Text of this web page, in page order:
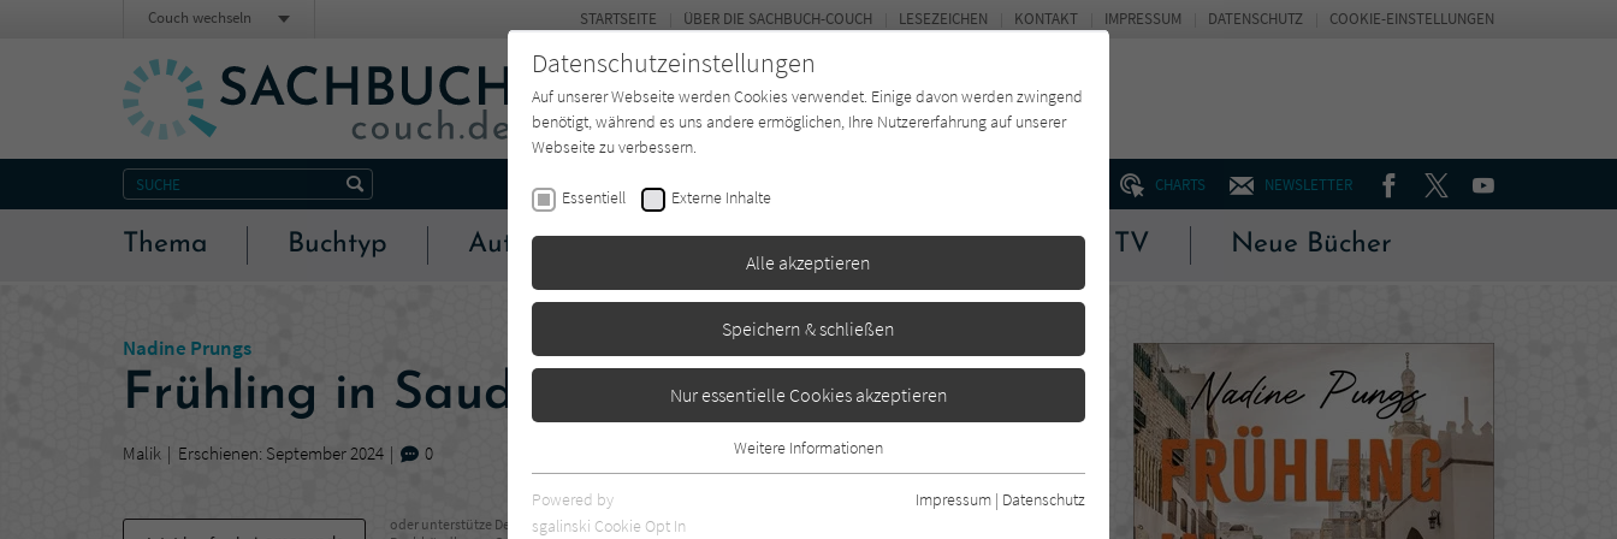
CHARTS NEWSLETTER FACEBOOKTWITTERYOUTUBE
Thema Buchtyp Autor*in Verlage Magazin Kino & TV Neue Bücher
STARTSEITE ÜBER DIE SACHBUCH-COUCH LESEZEICHEN KONTAKT IMPRESSUM DATENSCHUTZ COOKIE-EINSTELLUNGEN
Couch wechseln
Nadine Prungs
Frühling in Saudi-Arabien
Malik Erschienen: September 2024 0
oder unterstütze Deinen
Datenschutzeinstellungen
Auf unserer Webseite werden Cookies verwendet. Einige davon werden zwingend
benötigt, während es uns andere ermöglichen, Ihre Nutzererfahrung auf unserer
Webseite zu verbessern.
Essentiell Externe Inhalte
Alle akzeptieren
Speichern & schließen
Nur essentielle Cookies akzeptieren
Essentielle Cookies werden für grundlegende Funktionen der Webseite
benötigt. Dadurch ist gewährleistet, dass die Webseite einwandfrei
Weitere Informationen
Powered by
sgalinski Cookie Opt In
Impressum | Datenschutz